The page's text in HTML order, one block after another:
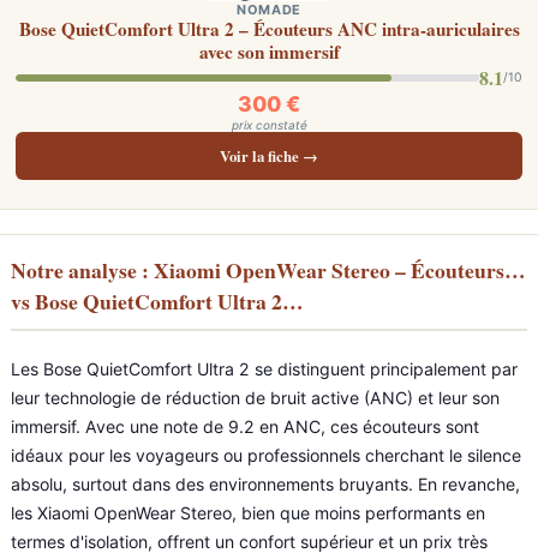
NOMADE
Bose QuietComfort Ultra 2 – Écouteurs ANC intra-auriculaires
avec son immersif
8.1/10
300 €
prix constaté
Voir la fiche →
Notre analyse : Xiaomi OpenWear Stereo – Écouteurs…
vs Bose QuietComfort Ultra 2…
Les Bose QuietComfort Ultra 2 se distinguent principalement par
leur technologie de réduction de bruit active (ANC) et leur son
immersif. Avec une note de 9.2 en ANC, ces écouteurs sont
idéaux pour les voyageurs ou professionnels cherchant le silence
absolu, surtout dans des environnements bruyants. En revanche,
les Xiaomi OpenWear Stereo, bien que moins performants en
termes d'isolation, offrent un confort supérieur et un prix très